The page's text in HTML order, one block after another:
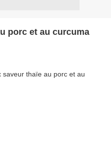
porc et au curcuma